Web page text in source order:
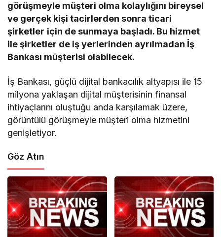
görüşmeyle müşteri olma kolaylığını bireysel
ve gerçek kişi tacirlerden sonra ticari
şirketler için de sunmaya başladı. Bu hizmet
ile şirketler de iş yerlerinden ayrılmadan İş
Bankası müşterisi olabilecek.
İş Bankası, güçlü dijital bankacılık altyapısı ile 15
milyona yaklaşan dijital müşterisinin finansal
ihtiyaçlarını oluştuğu anda karşılamak üzere,
görüntülü görüşmeyle müşteri olma hizmetini
genişletiyor.
Göz Atın